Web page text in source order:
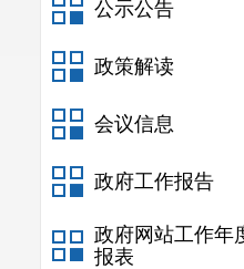
公示公告
政策解读
会议信息
政府工作报告
政府网站工作年
报表